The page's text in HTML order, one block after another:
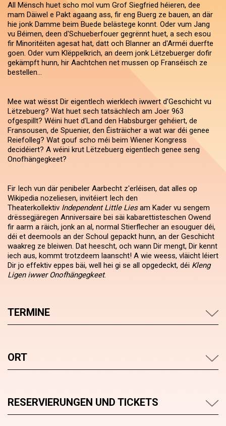
All Mënsch huet scho mol vum Grof Siegfried héieren, dee
mam Däiwel e Pakt agaang ass, fir eng Buerg ze bauen, an där
hie jonk Damme beim Buede belästege konnt. Oder vum Jang
vu Béimen, deen d'Schueberfouer gegrënnt huet, a sech esou
fir Minoritéiten agesat hat, datt och Blanner an d'Arméi duerfte
goen. Oder vum Klëppelkrich, an deem jonk Lëtzebuerger dofir
gekämpft hunn, hir Aachtchen net mussen op Franséisch ze
bestellen...
Mee wat wësst Dir eigentlech wierklech iwwert d'Geschicht vu
Lëtzebuerg? Wat huet sech tatsächlech am Joer 963
ofgespillt? Wéini huet d'Land den Habsburger gehéiert, de
Fransousen, de Spuenier, den Éisträicher a wat war déi genee
Reiefolleg? Wat gouf scho méi beim Wiener Kongress
decidéiert? A wéini krut Lëtzebuerg eigentlech genee seng
Onofhängegkeet?
Fir Iech vun där penibeler Aarbecht z'erléisen, dat alles op
Wikipedia nozeliesen, invitéiert Iech den
Theaterkollektiv Independent Little Liesam Kader vu sengem
drëssegjäregen Anniversaire bei säi kabarettisteschen Owend
fir aarm a räich, jonk an al, normal Stierflecher an esouguer déi,
déi et deemools an der Schoul gepackt hunn, an der Geschicht
waakreg ze bleiwen. Dat heescht, och wann Dir mengt, Dir kennt
iech aus, kommt trotzdeem laanscht! A wie weess, vläicht léiert
Dir jo effektiv eppes bäi, well hei gi se all opgedeckt, déi Kleng
Ligen iwwer Onofhängegkeet.
TERMINE
ORT
RESERVIERUNGEN UND TICKETS